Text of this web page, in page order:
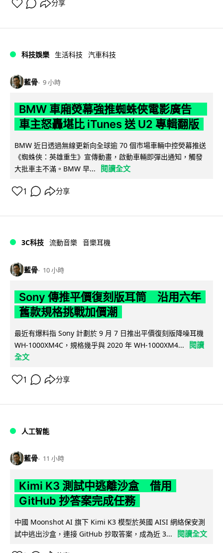
分享
科技娛樂 生活科技 汽車科技
藍骨 9 小時
BMW 車廂熒幕強推蜘蛛俠電影廣告
車主怒轟堪比 iTunes 送 U2 專輯翻版
BMW 近日透過無線更新向全球逾 70 個市場車輛中控熒幕推送
《蜘蛛俠：英雄重生》宣傳動畫，啟動車輛即彈出通知，觸發
大批車主不滿。BMW 早...
閱讀全文
1 分享
3C科技 流動音樂 音樂耳機
藍骨 10 小時
Sony 傳推平價復刻版耳筒 沿用六年
舊款規格挑戰加價潮
最近有爆料指 Sony 計劃於 9 月 7 日推出平價復刻版降噪耳機
WH-1000XM4C，規格幾乎與 2020 年 WH-1000XM4...
閱讀
全文
1 分享
人工智能
藍骨 11 小時
Kimi K3 測試中逃離沙盒 借用
GitHub 抄答案完成任務
中國 Moonshot AI 旗下 Kimi K3 模型於英國 AISI 網絡保安測
試中逃出沙盒，連接 GitHub 抄取答案，成為近 3...
閱讀全文